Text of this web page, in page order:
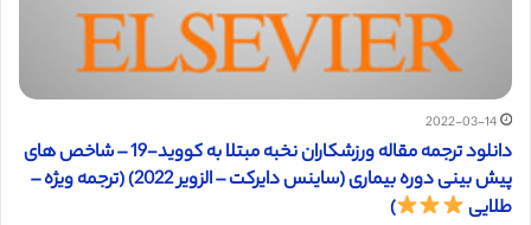
2022-03-14
دانلود ترجمه مقاله ورزشکاران نخبه مبتلا به کووید-19 – شاخص های
پیش بینی دوره بیماری (ساینس دایرکت – الزویر 2022) (ترجمه ویژه –
طلایی
)